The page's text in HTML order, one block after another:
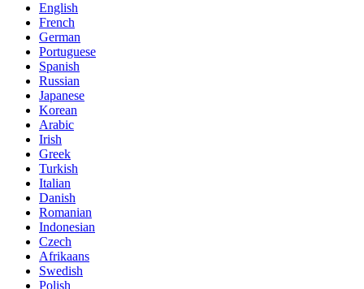
English
French
German
Portuguese
Spanish
Russian
Japanese
Korean
Arabic
Irish
Greek
Turkish
Italian
Danish
Romanian
Indonesian
Czech
Afrikaans
Swedish
Polish